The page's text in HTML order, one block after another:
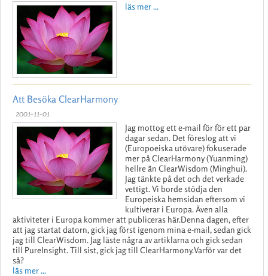
läs mer ...
Att Besöka ClearHarmony
2001-11-01
Jag mottog ett e-mail för för ett par
dagar sedan. Det föreslog att vi
(Europoeiska utövare) fokuserade
mer på ClearHarmony (Yuanming)
hellre än ClearWisdom (Minghui).
Jag tänkte på det och det verkade
vettigt. Vi borde stödja den
Europeiska hemsidan eftersom vi
kultiverar i Europa. Även alla
aktiviteter i Europa kommer att publiceras här.Denna dagen, efter
att jag startat datorn, gick jag först igenom mina e-mail, sedan gick
jag till ClearWisdom. Jag läste några av artiklarna och gick sedan
till PureInsight. Till sist, gick jag till ClearHarmony.Varför var det
så?
läs mer ...